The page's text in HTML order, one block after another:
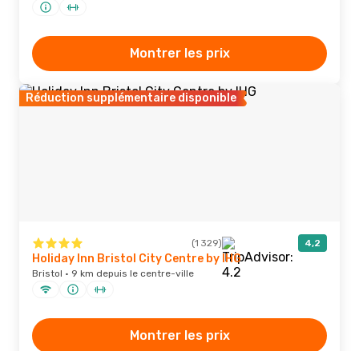
Montrer les prix
Réduction supplémentaire disponible
(1 329) 4,2
Holiday Inn Bristol City Centre by IHG
Bristol · 9 km depuis le centre-ville
Montrer les prix